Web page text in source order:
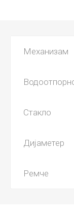
Механизам
Стакло
Дијаметер
Ремче